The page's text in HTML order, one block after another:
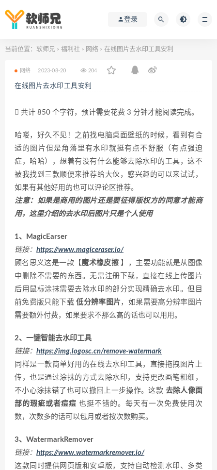
登录
当前位置： 软师兄 > 福利社 > 网络 > 在线图片去水印工具安利
网络 2023-08-20 204
在线图片去水印工具安利
共计 850 个字符，预计需要花费 3 分钟才能阅读完成。
哈喽，好久不见！之前找电脑桌面壁纸的时候，看到有合
适的图片但是角落里有水印就挺有点不舒服（有点强迫
症，哈哈），想着有没有什么能够去除水印的工具，这不
被我找到三款顺便来推荐给大伙，感兴趣的可以来试试，
如果有其他好用的也可以评论区推荐。
注意：如果是商用的图片还是要征得版权方的同意才能商
用，这里介绍的去水印后图片只是个人使用
1、MagicEarser
链接： https://www.magiceraser.io/
顾名思义这是一款【魔术橡皮擦 】，主要功能就是从图像
中删除不需要的东西。无需注册下载，直接在线上传图片
后用鼠标涂抹需要去除水印的部分实现精确去水印。但目
前免费版只能下载低分辨率图片，如果需要高分辨率图片
需要额外付费，如果要求不那么高的话也可以用用。
2、 一键智能去水印工具
链接： https://img.logosc.cn/remove-watermark
同样是一款简单好用的在线去水印工具，直接拖拽图片上
传，也是通过涂抹的方式去除水印，支持更改画笔粗细，
不小心涂抹错了也可以撤回上一步操作。这款 去除人像面
部的瑕疵或者痘痘 也挺不错的。每天有一次免费使用次
数，次数多的话可以包月或者按次数购买。
3、WatermarkRemover
链接： https://www.watermarkremover.io/
这款同时提供网页版和安卓版，支持自动检测水印、多类